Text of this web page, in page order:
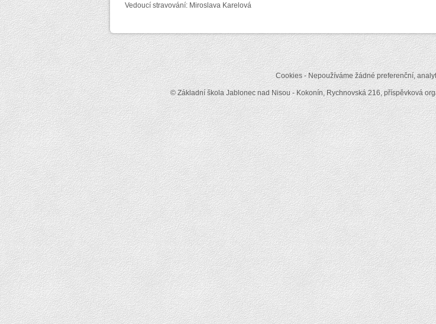
Vedoucí stravování: Miroslava Karelová
Cookies - Nepoužíváme žádné preferenční,
© Základní škola Jablonec nad Nisou - Kokonín, Rychnovská 216, příspěvková